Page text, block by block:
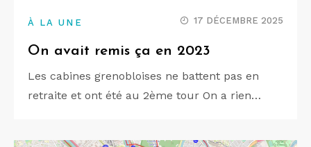
À LA UNE 17 DÉCEMBRE 2025
On avait remis ça en 2023
Les cabines grenobloises ne battent pas en
retraite et ont été au 2ème tour On a rien…